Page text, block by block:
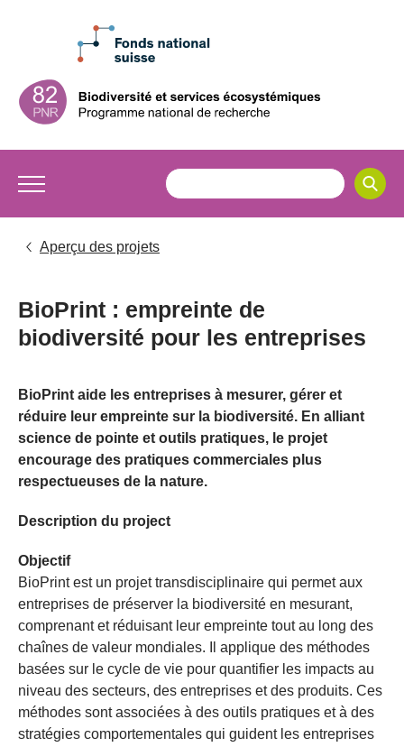
Aperçu des projets
BioPrint : empreinte de
biodiversité pour les entreprises
BioPrint aide les entreprises à mesurer, gérer et
réduire leur empreinte sur la biodiversité. En alliant
science de pointe et outils pratiques, le projet
encourage des pratiques commerciales plus
respectueuses de la nature.
Description du project
Objectif
BioPrint est un projet transdisciplinaire qui permet aux
entreprises de préserver la biodiversité en mesurant,
comprenant et réduisant leur empreinte tout au long des
chaînes de valeur mondiales. Il applique des méthodes
basées sur le cycle de vie pour quantifier les impacts au
niveau des secteurs, des entreprises et des produits. Ces
méthodes sont associées à des outils pratiques et à des
stratégies comportementales qui guident les entreprises